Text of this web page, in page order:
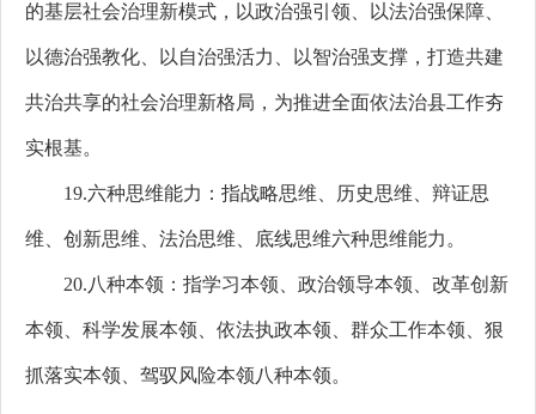
的基层社会治理新模式，以政治强引领、以法治强保障、
以德治强教化、以自治强活力、以智治强支撑，打造共建
共治共享的社会治理新格局，为推进全面依法治县工作夯
实根基。
19.六种思维能力：指战略思维、历史思维、辩证思
维、创新思维、法治思维、底线思维六种思维能力。
20.八种本领：指学习本领、政治领导本领、改革创新
本领、科学发展本领、依法执政本领、群众工作本领、狠
抓落实本领、驾驭风险本领八种本领。